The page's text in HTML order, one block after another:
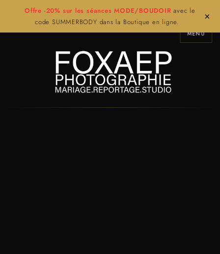
Offre -20% sur les séances MODE/BOUDOIR avec le
code SUMMERBODY dans la Boutique en ligne.
×
MENU